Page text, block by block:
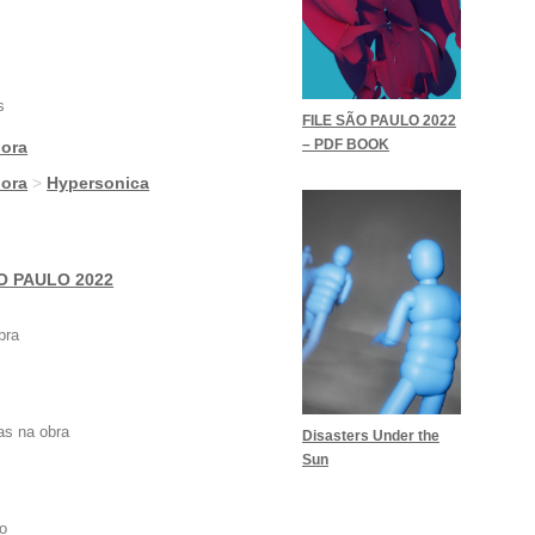
> Hypersonica
PAULO 2022
na obra
FILE SÃO PAULO 2022
– PDF BOOK
Disasters Under the
Sun